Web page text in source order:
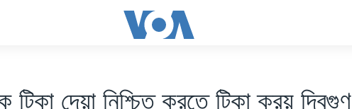
টিকা দেয়া নিশ্চিত করতে টিকা ক্রয় দ্বিগুণ